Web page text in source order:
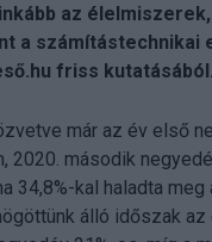
az
a
friss kutatásából.
már az év első
2020. második
34,8%-kal haladta
álló időszak